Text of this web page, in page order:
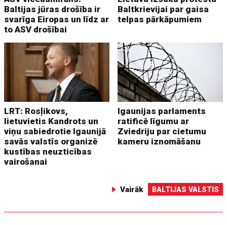
Baltijas jūras drošība ir
svarīga Eiropas un līdz ar
to ASV drošībai
Baltkrievijai par gaisa
telpas pārkāpumiem
LRT: Rosļikovs,
lietuvietis Kandrots un
viņu sabiedrotie Igaunijā
savās valstīs organizē
kustības neuzticības
vairošanai
Igaunijas parlaments
ratificē līgumu ar
Zviedriju par cietumu
kameru iznomāšanu
Vairāk BALTIJAS VALSTIS